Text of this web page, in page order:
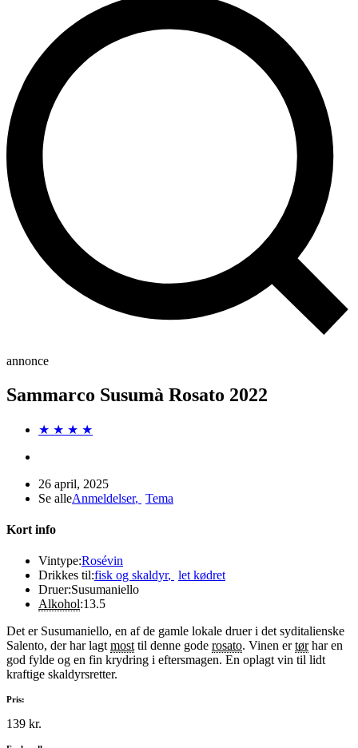
annonce
Sammarco Susumà Rosato 2022
★ ★ ★ ★
26 april, 2025
Se alleAnmeldelser, Tema
Kort info
Vintype:Rosévin
Drikkes til:fisk og skaldyr, let kødret
Druer:Susumaniello
Alkohol:13.5
Det er Susumaniello, en af de gamle lokale druer i det syditalienske
Salento, der har lagt most til denne gode rosato. Vinen ertørhar en
god fylde og en fin krydring i eftersmagen. En oplagt vin til lidt
kraftige skaldyrsretter.
Pris:
139 kr.